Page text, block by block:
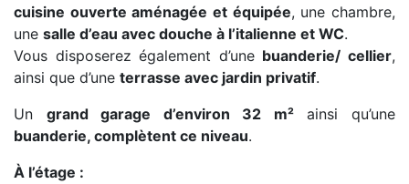
cuisine ouverte aménagée et équipée, une chambre,
une salle d’eau avec douche à l’italienne et WC.
Vous disposerez également d’une buanderie/ cellier,
ainsi que d’une terrasse avec jardin privatif.
Un grand garage d’environ 32 m²ainsi qu’une
buanderie, complètent ce niveau.
À l’étage :